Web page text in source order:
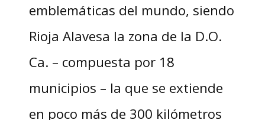
emblemáticas del mundo, siendo
Rioja Alavesa la zona de la D.O.
Ca. – compuesta por 18
municipios – la que se extiende
en poco más de 300 kilómetros